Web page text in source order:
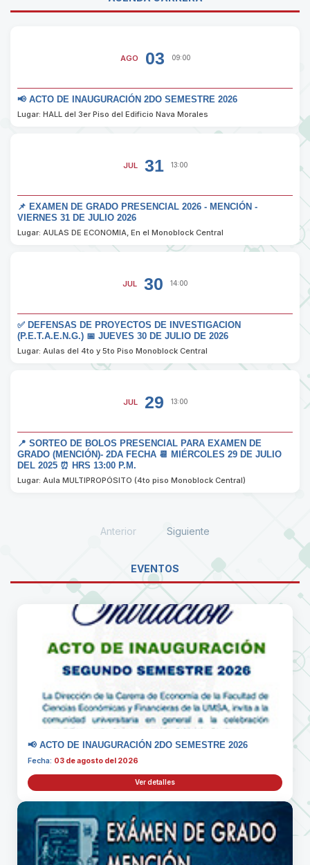
AGO 03 09:00
📢 ACTO DE INAUGURACIÓN 2DO SEMESTRE 2026
Lugar: HALL del 3er Piso del Edificio Nava Morales
JUL 31 13:00
📌 EXAMEN DE GRADO PRESENCIAL 2026 - MENCIÓN -
VIERNES 31 DE JULIO 2026
Lugar: AULAS DE ECONOMIA, En el Monoblock Central
JUL 30 14:00
✅ DEFENSAS DE PROYECTOS DE INVESTIGACION
(P.E.T.A.E.N.G.) 📅 JUEVES 30 DE JULIO DE 2026
Lugar: Aulas del 4to y 5to Piso Monoblock Central
JUL 29 13:00
📍 SORTEO DE BOLOS PRESENCIAL PARA EXAMEN DE
GRADO (MENCIÓN)- 2DA FECHA 📆 MIÉRCOLES 29 DE JULIO
DEL 2025 ⏰ HRS 13:00 P.M.
Lugar: Aula MULTIPROPÓSITO (4to piso Monoblock Central)
Anterior Siguiente
EVENTOS
📢 ACTO DE INAUGURACIÓN 2DO SEMESTRE 2026
Fecha: 03 de agosto del 2026
Ver detalles